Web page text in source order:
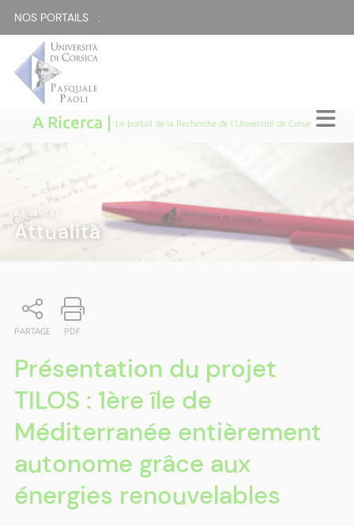
NOS PORTAILS :
A Ricerca | Le portail de la Recherche de l'Université de Corse
A RICERCA
Attualità
PARTAGE PDF
Présentation du projet
TILOS : 1ère île de
Méditerranée entièrement
autonome grâce aux
énergies renouvelables